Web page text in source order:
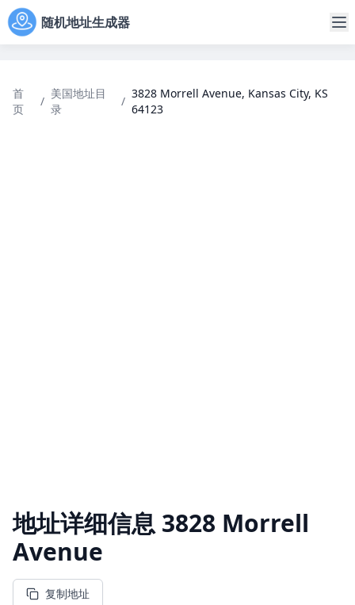
随机地址生成器
首
页
/
美国地址目
录
/
3828 Morrell Avenue, Kansas City, KS
64123
地址详细信息 3828 Morrell
Avenue
复制地址